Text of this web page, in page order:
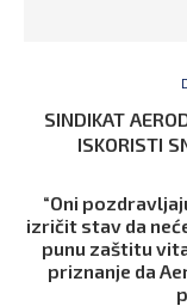
SINDIKAT
ISKORISTI
“Oni
izričit stav da
punu zaštitu
priznanje da